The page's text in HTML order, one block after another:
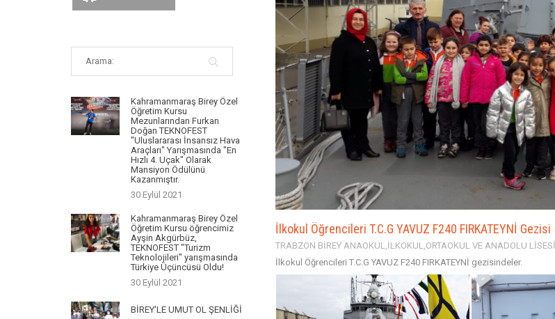
Kahramanmaraş Birey Özel
Öğretim Kursu
Mezunlarından Furkan
Doğan TEKNOFEST
"Uluslararası İnsansız Hava
Araçları" Yarışmasında "En
Hızlı 4. Uçak" Olarak
Mansiyon Ödülünü
Kazanmıştır.
30 Eylül 2021
Kahramanmaraş Birey Özel
Öğretim Kursu öğrencimiz
Ayşin Akgürbüz,
TEKNOFEST "Turizm
Teknolojileri" yarışmasında
Türkiye Üçüncüsü Oldu!
30 Eylül 2021
BİREY'LE UMUT OL ŞENLİĞİ
İlkokul Öğrencileri T.C.G YAVUZ F240 FIRKATEYNİ Gezisi
TRABZON BİREY ANAOKUL,İLKOKUL,ORTAOKUL VE ANADOLU LİSESİ
İlkokul Öğrencileri T.C.G YAVUZ F240 FIRKATEYNİ gezisindeler.